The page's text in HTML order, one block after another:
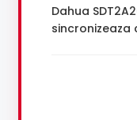
Dahua